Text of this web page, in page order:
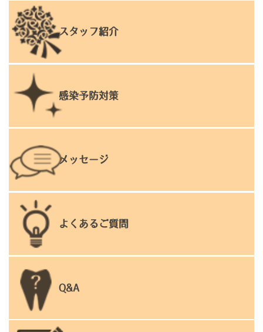
スタッフ紹介
感染予防対策
メッセージ
よくあるご質問
Q&A